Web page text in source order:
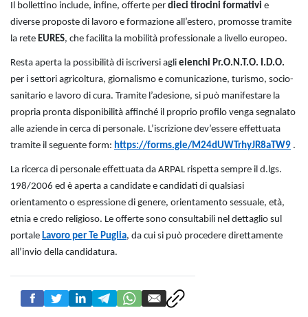
Il bollettino include, infine, offerte per dieci tirocini formativi e
diverse proposte di lavoro e formazione all’estero, promosse tramite
la rete EURES, che facilita la mobilità professionale a livello europeo.
Resta aperta la possibilità di iscriversi agli elenchi Pr.O.N.T.O. I.D.O.
per i settori agricoltura, giornalismo e comunicazione, turismo, socio-
sanitario e lavoro di cura. Tramite l’adesione, si può manifestare la
propria pronta disponibilità affinché il proprio profilo venga segnalato
alle aziende in cerca di personale. L’iscrizione dev’essere effettuata
tramite il seguente form: https://forms.gle/M24dUWTrhyJR8aTW9 .
La ricerca di personale effettuata da ARPAL rispetta sempre il d.lgs.
198/2006 ed è aperta a candidate e candidati di qualsiasi
orientamento o espressione di genere, orientamento sessuale, età,
etnia e credo religioso. Le offerte sono consultabili nel dettaglio sul
portale Lavoro per Te Puglia, da cui si può procedere direttamente
all’invio della candidatura.